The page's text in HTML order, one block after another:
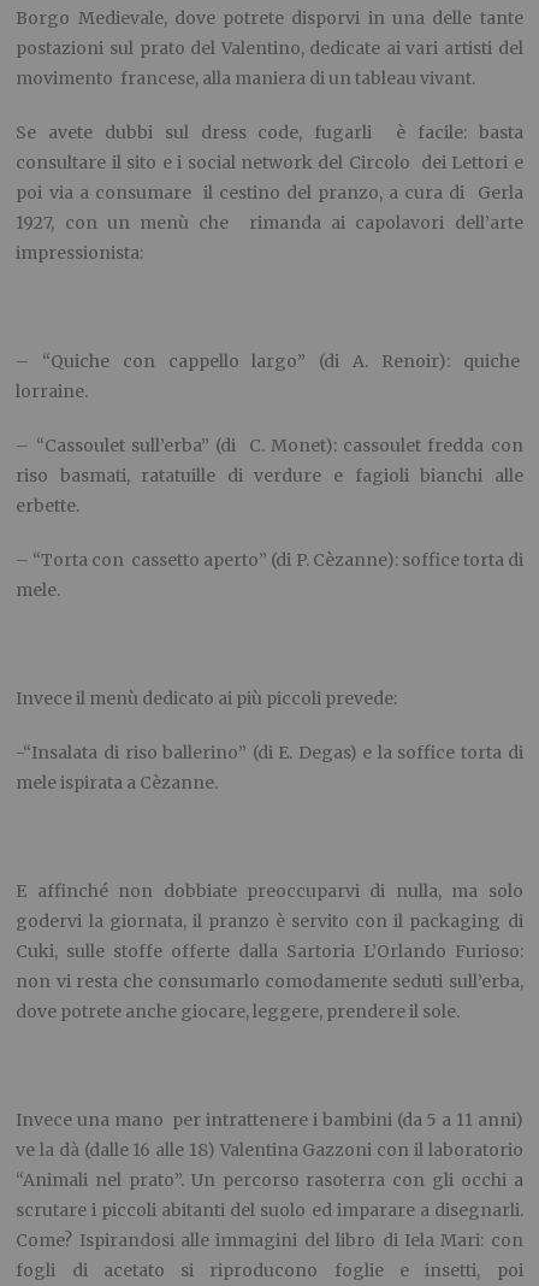
Borgo Medievale, dove potrete disporvi in una delle tante
postazioni sul prato del Valentino, dedicate ai vari artisti del
movimento francese, alla maniera di un tableau vivant.
Se avete dubbi sul dress code, fugarli è facile: basta
consultare il sito e i social network del Circolo dei Lettori e
poi via a consumare il cestino del pranzo, a cura di Gerla
1927, con un menù che rimanda ai capolavori dell’arte
impressionista:
– “Quiche con cappello largo” (di A. Renoir): quiche
lorraine.
– “Cassoulet sull’erba” (di C. Monet): cassoulet fredda con
riso basmati, ratatuille di verdure e fagioli bianchi alle
erbette.
– “Torta con cassetto aperto” (di P. Cèzanne): soffice torta di
mele.
Invece il menù dedicato ai più piccoli prevede:
-“Insalata di riso ballerino” (di E. Degas) e la soffice torta di
mele ispirata a Cèzanne.
E affinché non dobbiate preoccuparvi di nulla, ma solo
godervi la giornata, il pranzo è servito con il packaging di
Cuki, sulle stoffe offerte dalla Sartoria L’Orlando Furioso:
non vi resta che consumarlo comodamente seduti sull’erba,
dove potrete anche giocare, leggere, prendere il sole.
Invece una mano per intrattenere i bambini (da 5 a 11 anni)
ve la dà (dalle 16 alle 18) Valentina Gazzoni con il laboratorio
“Animali nel prato”. Un percorso rasoterra con gli occhi a
scrutare i piccoli abitanti del suolo ed imparare a disegnarli.
Come? Ispirandosi alle immagini del libro di Iela Mari: con
fogli di acetato si riproducono foglie e insetti, poi